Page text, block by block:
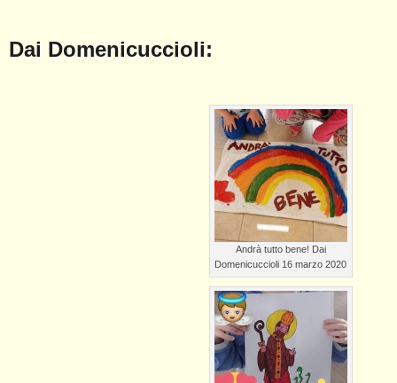
Dai Domenicuccioli:
Andrà tutto bene! Dai
Domenicuccioli 16 marzo 2020